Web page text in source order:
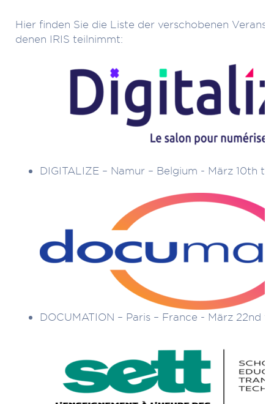
Hier finden Sie die Liste der verschobenen
denen IRIS teilnimmt:
DIGITALIZE – Namur – Belgium - März 10th to
DOCUMATION – Paris – France - März 22nd